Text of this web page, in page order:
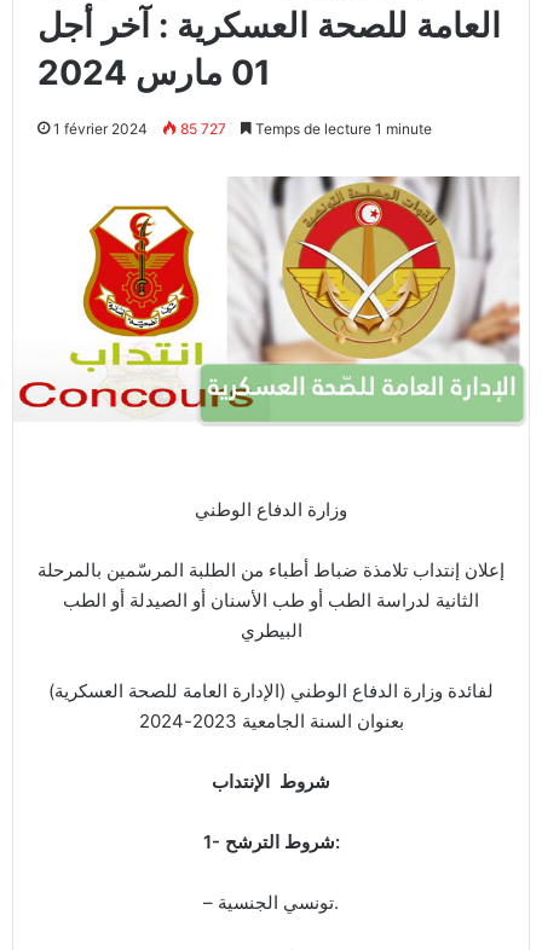
العامة للصحة العسكرية : آخر أجل
01 مارس 2024
1 février 2024 85 727 Temps de lecture 1 minute
وزارة الدفاع الوطني
إعلان إنتداب تلامذة ضباط أطباء من الطلبة المرسّمين بالمرحلة
الثانية لدراسة الطب أو طب الأسنان أو الصيدلة أو الطب
البيطري
لفائدة وزارة الدفاع الوطني (الإدارة العامة للصحة العسكرية)
بعنوان السنة الجامعية 2023-2024
شروط الإنتداب
1- شروط الترشح:
– تونسي الجنسية.